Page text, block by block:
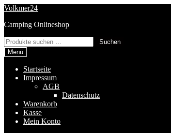
Zur
springen
Zum
springen
Volkmer24
Camping Onlineshop
Suchen
nach:
Suchen
Menü
Startseite
Impressum
AGB
Datenschutz
Warenkorb
Kasse
Mein Konto